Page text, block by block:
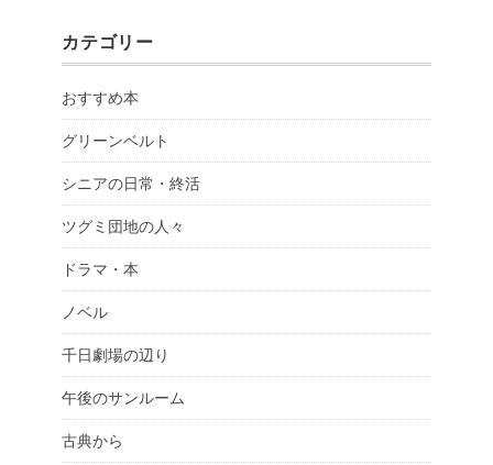
カテゴリー
おすすめ本
グリーンベルト
シニアの日常・終活
ツグミ団地の人々
ドラマ・本
ノベル
千日劇場の辺り
午後のサンルーム
古典から